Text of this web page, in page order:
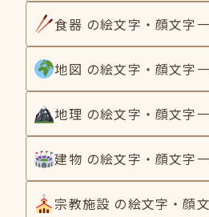
食器 の絵文字・顔文字
地図 の絵文字・顔文字
地理 の絵文字・顔文字
建物 の絵文字・顔文字
宗教施設 の絵文字・顔